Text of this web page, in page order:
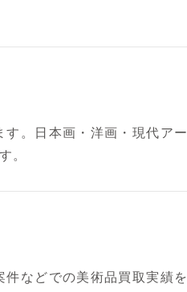
。日本画・洋画・現代アー
。
などでの美術品買取実績を